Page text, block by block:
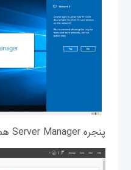
پنجره Server Manager همانند شکل زیر است.